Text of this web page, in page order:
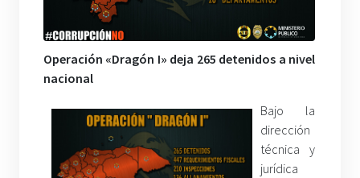
Operación «Dragón I» deja 265 detenidos a nivel
nacional
Bajo la
dirección
técnica y
jurídica